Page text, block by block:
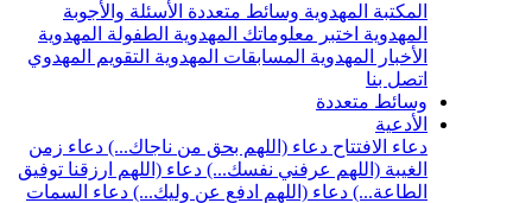
المكتبة المهدوية وسائط متعددة الأسئلة والأجوبة
المهدوية اختبر معلوماتك المهدوية الطفولة المهدوية
الأخبار المهدوية المسابقات المهدوية التقويم المهدوي
اتصل بنا
وسائط متعددة
الأدعية
دعاء الافتتاح دعاء (اللهم بحق من ناجاك...) دعاء زمن
الغيبة (اللهم عرفني نفسك...) دعاء (اللهم ارزقنا توفيق
الطاعة...) دعاء (اللهم ادفع عن وليك...) دعاء السمات